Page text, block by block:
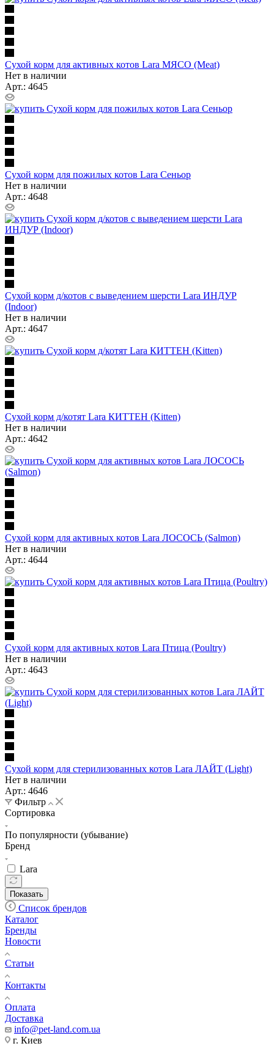
Сухой корм для активных котов Lara МЯСО (Meat)
Нет в наличии
Арт.: 4645
Сухой корм для пожилых котов Lara Сеньор
Нет в наличии
Арт.: 4648
Сухой корм д/котов с выведением шерсти Lara ИНДУР
(Indoor)
Нет в наличии
Арт.: 4647
Сухой корм д/котят Lara КИТТЕН (Kitten)
Нет в наличии
Арт.: 4642
Сухой корм для активных котов Lara ЛОСОСЬ (Salmon)
Нет в наличии
Арт.: 4644
Сухой корм для активных котов Lara Птица (Poultry)
Нет в наличии
Арт.: 4643
Сухой корм для стерилизованных котов Lara ЛАЙТ (Light)
Нет в наличии
Арт.: 4646
Фильтр
Сортировка
По популярности (убывание)
Бренд
Lara
Показать
Список брендов
Каталог
Бренды
Новости
Статьи
Контакты
Оплата
Доставка
info@pet-land.com.ua
г. Киев